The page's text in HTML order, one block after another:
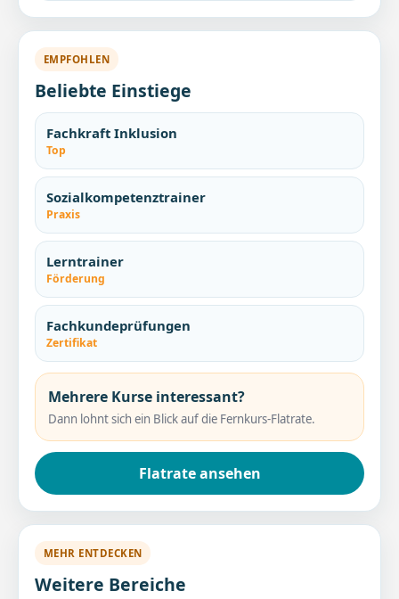
EMPFOHLEN
Beliebte Einstiege
Fachkraft Inklusion
Top
Sozialkompetenztrainer
Praxis
Lerntrainer
Förderung
Fachkundeprüfungen
Zertifikat
Mehrere Kurse interessant?
Dann lohnt sich ein Blick auf die Fernkurs-Flatrate.
Flatrate ansehen
MEHR ENTDECKEN
Weitere Bereiche